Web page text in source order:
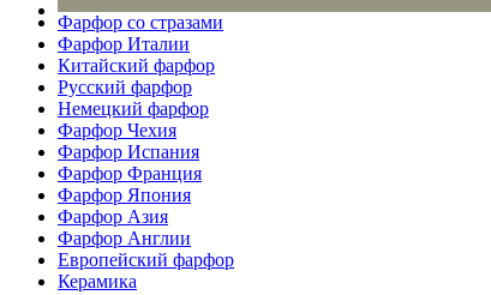
Фарфор со стразами
Фарфор Италии
Китайский фарфор
Русский фарфор
Немецкий фарфор
Фарфор Чехия
Фарфор Испания
Фарфор Франция
Фарфор Япония
Фарфор Азия
Фарфор Англии
Европейский фарфор
Керамика